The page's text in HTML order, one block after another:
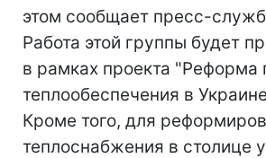
этом сообщает пресс-
Работа этой группы будет
в рамках проекта "Реформа
теплообеспечения в
Кроме того, для
теплоснабжения в столице